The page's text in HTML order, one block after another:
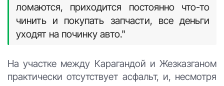
ломаются, приходится постоянно что-то
чинить и покупать запчасти, все деньги
уходят на починку авто."
На участке между Карагандой и Жезказганом
практически отсутствует асфальт, и, несмотря